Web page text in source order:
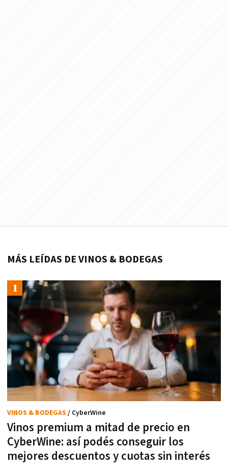
MÁS LEÍDAS DE VINOS & BODEGAS
Vinos premium a mitad de precio en
CyberWine: así podés conseguir los
mejores descuentos y cuotas sin interés
VINOS & BODEGAS / CyberWine